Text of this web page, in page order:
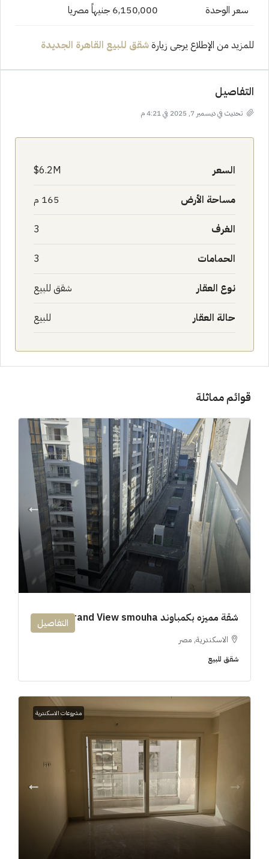
سعر الوحدة 6,150,000 جنيهاً مصريا
للمزيد من الإطلاع يرجى زيارةشقق للبيع القاهرة الجديدة
التفاصيل
تحديث في ديسمبر 7, 2025 في 4:21 م
السعر 6.2M$
مساحة الأرض 165 م
الغرف 3
الحمامات 3
نوع العقار شقق للبيع
حالة العقار للبيع
قوائم مماثلة
شقة مميزه بكمباوند 194m Grand View smouha
الاسكندرية, مصر
شقق للبيع
التفاصيل
مشروعات الاسكندرية